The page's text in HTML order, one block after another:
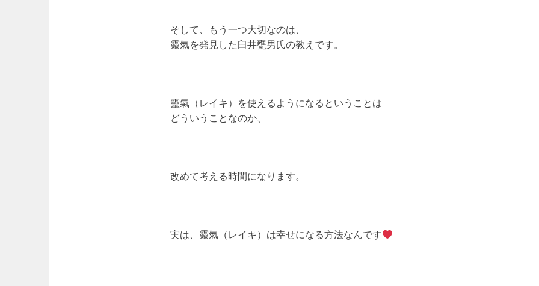
そして、もう一つ大切なのは、
靈氣を発見した臼井甕男氏の教えです。
靈氣（レイキ）を使えるようになるということは
どういうことなのか、
改めて考える時間になります。
実は、靈氣（レイキ）は幸せになる方法なんです